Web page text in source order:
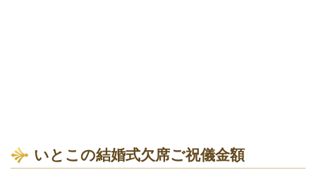
いとこの結婚式欠席ご祝儀金額